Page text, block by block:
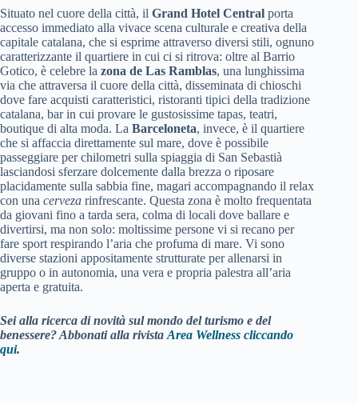
Situato nel cuore della città, il Grand Hotel Central porta
accesso immediato alla vivace scena culturale e creativa della
capitale catalana, che si esprime attraverso diversi stili, ognuno
caratterizzante il quartiere in cui ci si ritrova: oltre al Barrio
Gotico, è celebre la zona de Las Ramblas, una lunghissima
via che attraversa il cuore della città, disseminata di chioschi
dove fare acquisti caratteristici, ristoranti tipici della tradizione
catalana, bar in cui provare le gustosissime tapas, teatri,
boutique di alta moda. La Barceloneta, invece, è il quartiere
che si affaccia direttamente sul mare, dove è possibile
passeggiare per chilometri sulla spiaggia di San Sebastià
lasciandosi sferzare dolcemente dalla brezza o riposare
placidamente sulla sabbia fine, magari accompagnando il relax
con una cerveza rinfrescante. Questa zona è molto frequentata
da giovani fino a tarda sera, colma di locali dove ballare e
divertirsi, ma non solo: moltissime persone vi si recano per
fare sport respirando l’aria che profuma di mare. Vi sono
diverse stazioni appositamente strutturate per allenarsi in
gruppo o in autonomia, una vera e propria palestra all’aria
aperta e gratuita.
Sei alla ricerca di novità sul mondo del turismo e del
benessere? Abbonati alla rivista Area Wellness cliccando
qui.